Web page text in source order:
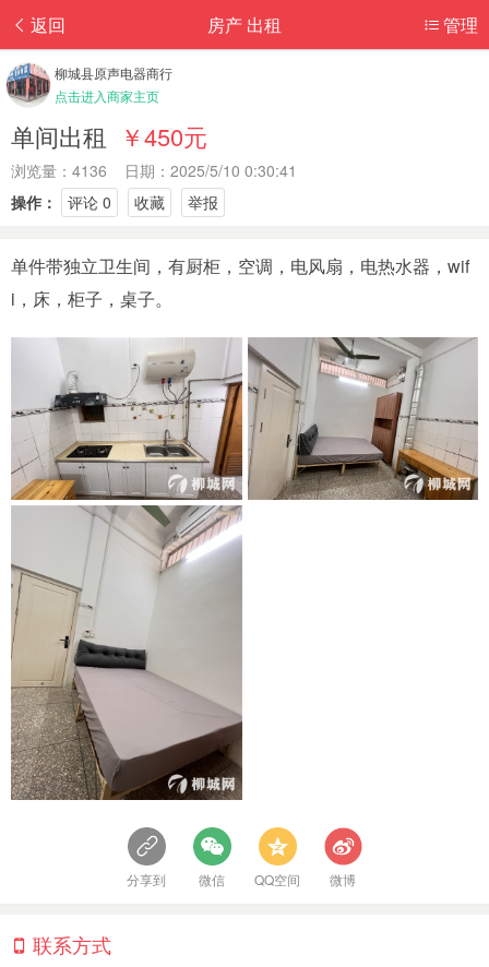
返回 管理
房产 出租
柳城县原声电器商行
点击进入商家主页
单间出租 ￥450元
浏览量：4136 日期：2025/5/10 0:30:41
操作：
评论 0 收藏 举报
单件带独立卫生间，有厨柜，空调，电风扇，电热水器，wif
i，床，柜子，桌子。
分享到 微信 QQ空间 微博
联系方式